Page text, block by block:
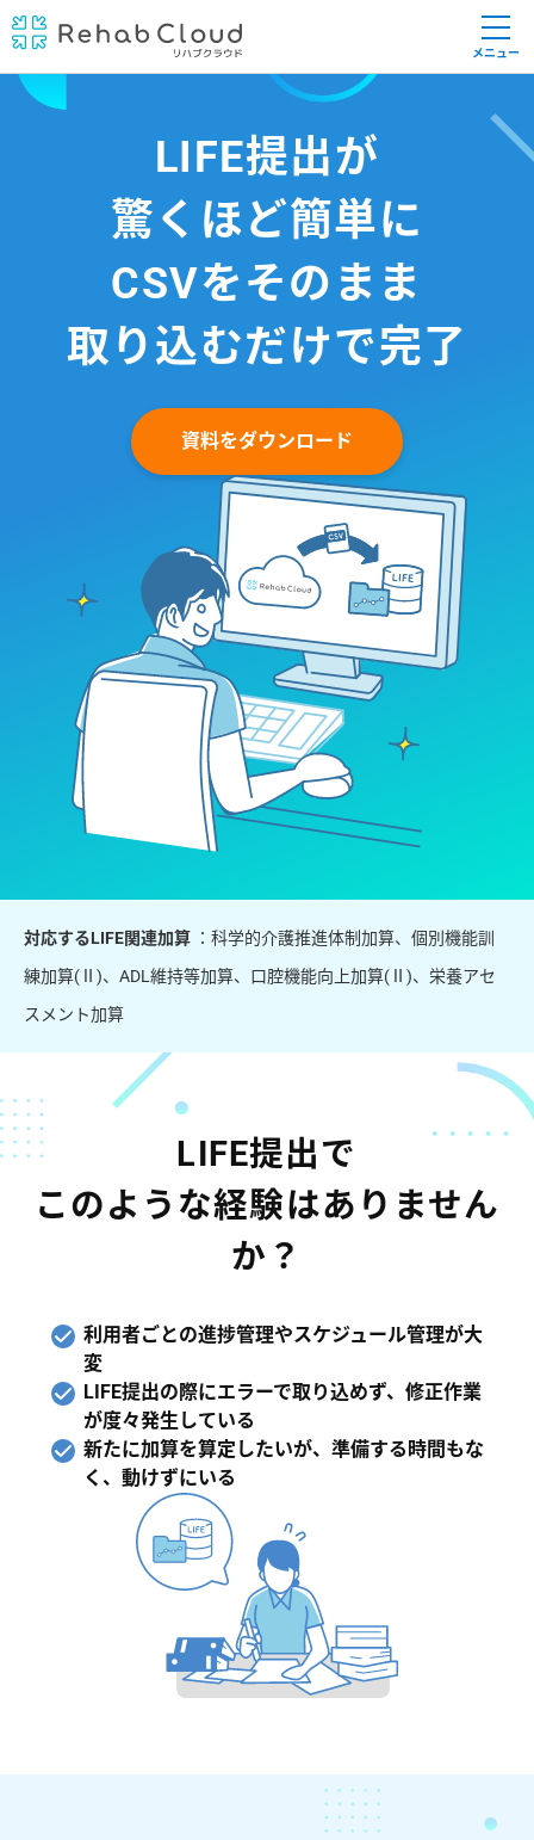
メニュー
LIFE提出が
驚くほど簡単に
CSVをそのまま
取り込むだけで完了
資料をダウンロード
対応するLIFE関連加算 ：科学的介護推進体制加算、個別機能訓
練加算(Ⅱ)、ADL維持等加算、口腔機能向上加算(Ⅱ)、栄養アセ
スメント加算
LIFE提出で
このような経験はありません
か？
利用者ごとの進捗管理やスケジュール管理が大
変
LIFE提出の際にエラーで取り込めず、修正作業
が度々発生している
新たに加算を算定したいが、準備する時間もな
く、動けずにいる